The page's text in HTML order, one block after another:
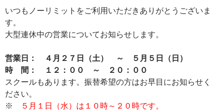
プ
いつもノーリミットをご利用いただきありがとうございま
す。
大型連休中の営業についてお知らせします。
営業日： ４月２７日（土） ～ ５月５日（日）
時 間： １２：００ ～ ２０：００
スクールもあります。振替希望の方はお早目にお知らせく
ださい。
※
５月１日（水）は１０時～２０時です。